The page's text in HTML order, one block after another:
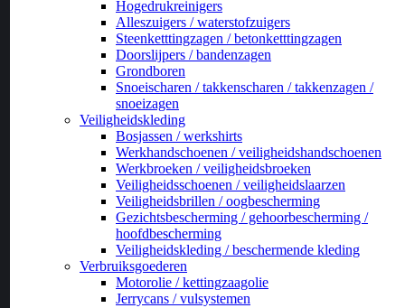
Hogedrukreinigers
Alleszuigers / waterstofzuigers
Steenketttingzagen / betonketttingzagen
Doorslijpers / bandenzagen
Grondboren
Snoeischaren / takkenscharen / takkenzagen /
snoeizagen
Veiligheidskleding
Bosjassen / werkshirts
Werkhandschoenen / veiligheidshandschoenen
Werkbroeken / veiligheidsbroeken
Veiligheidsschoenen / veiligheidslaarzen
Veiligheidsbrillen / oogbescherming
Gezichtsbescherming / gehoorbescherming /
hoofdbescherming
Veiligheidskleding / beschermende kleding
Verbruiksgoederen
Motorolie / kettingzaagolie
Jerrycans / vulsystemen